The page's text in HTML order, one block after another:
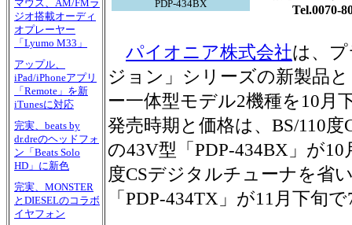
マウス、AM/FMラ
ジオ搭載オーディ
オプレーヤー
「Lyumo M33」
アップル、
iPad/iPhoneアプリ
「Remote」を新
iTunesに対応
完実、beats by
dr.dreのヘッドフォ
ン「Beats Solo
HD」に新色
完実、MONSTER
とDIESELのコラボ
イヤフォン
PDP-434BX
Tel.0070-
パイオニア株式会社は、
ジョン」シリーズの新製品
ー一体型モデル2機種を10月
発売時期と価格は、BS/110
の43V型「PDP-434BX」が10
度CSデジタルチューナを省
「PDP-434TX」が11月下旬